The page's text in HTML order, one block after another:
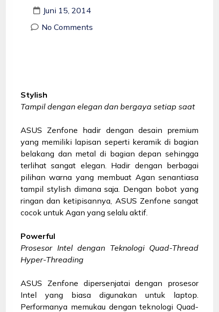
Juni 15, 2014
No Comments
Stylish
Tampil dengan elegan dan bergaya setiap saat
ASUS Zenfone hadir dengan desain premium
yang memiliki lapisan seperti keramik di bagian
belakang dan metal di bagian depan sehingga
terlihat sangat elegan. Hadir dengan berbagai
pilihan warna yang membuat Agan senantiasa
tampil stylish dimana saja. Dengan bobot yang
ringan dan ketipisannya, ASUS Zenfone sangat
cocok untuk Agan yang selalu aktif.
Powerful
Prosesor Intel dengan Teknologi Quad-Thread
Hyper-Threading
ASUS Zenfone dipersenjatai dengan prosesor
Intel yang biasa digunakan untuk laptop.
Performanya memukau dengan teknologi Quad-